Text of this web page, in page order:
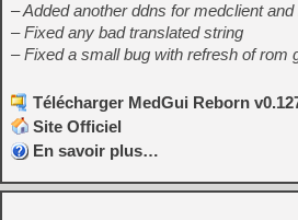
– Added another ddns for medclient
– Fixed any bad translated string
– Fixed a small bug with refresh of rom
Télécharger MedGui Reborn
Site Officiel
En savoir plus…